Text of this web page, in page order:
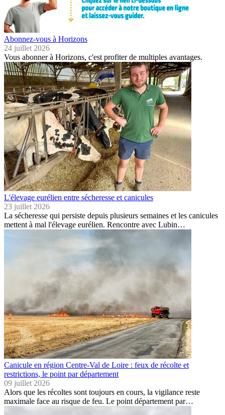
Abonnez-vous à Horizons
24 juillet 2026
Vous abonner à Horizons, c'est profiter de multiples avantages.
L'élevage eurélien entre sécheresse et canicules
23 juillet 2026
La sécheresse qui persiste depuis plusieurs semaines et les canicules
mettent à mal l'élevage eurélien. Rencontre avec Lubin…
Canicule en région Centre-Val de Loire : feux de récolte et
restrictions, le point par département
09 juillet 2026
Alors que les récoltes sont toujours en cours, la vigilance reste
maximale face au risque de feu. Le point département par…